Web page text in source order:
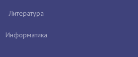
Литература
Информатика